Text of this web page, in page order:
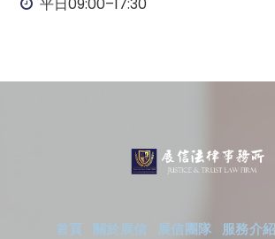
首頁 關於展信 展信團隊 服務介紹